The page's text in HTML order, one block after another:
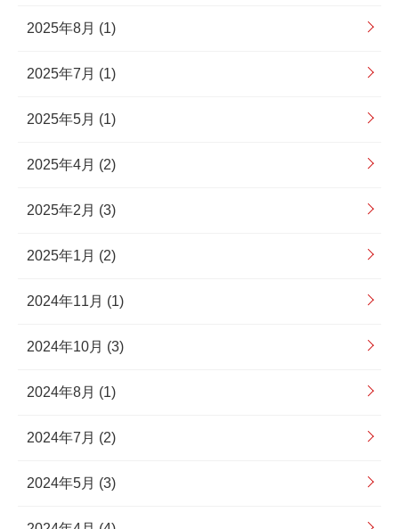
2025年8月 (1)
2025年7月 (1)
2025年5月 (1)
2025年4月 (2)
2025年2月 (3)
2025年1月 (2)
2024年11月 (1)
2024年10月 (3)
2024年8月 (1)
2024年7月 (2)
2024年5月 (3)